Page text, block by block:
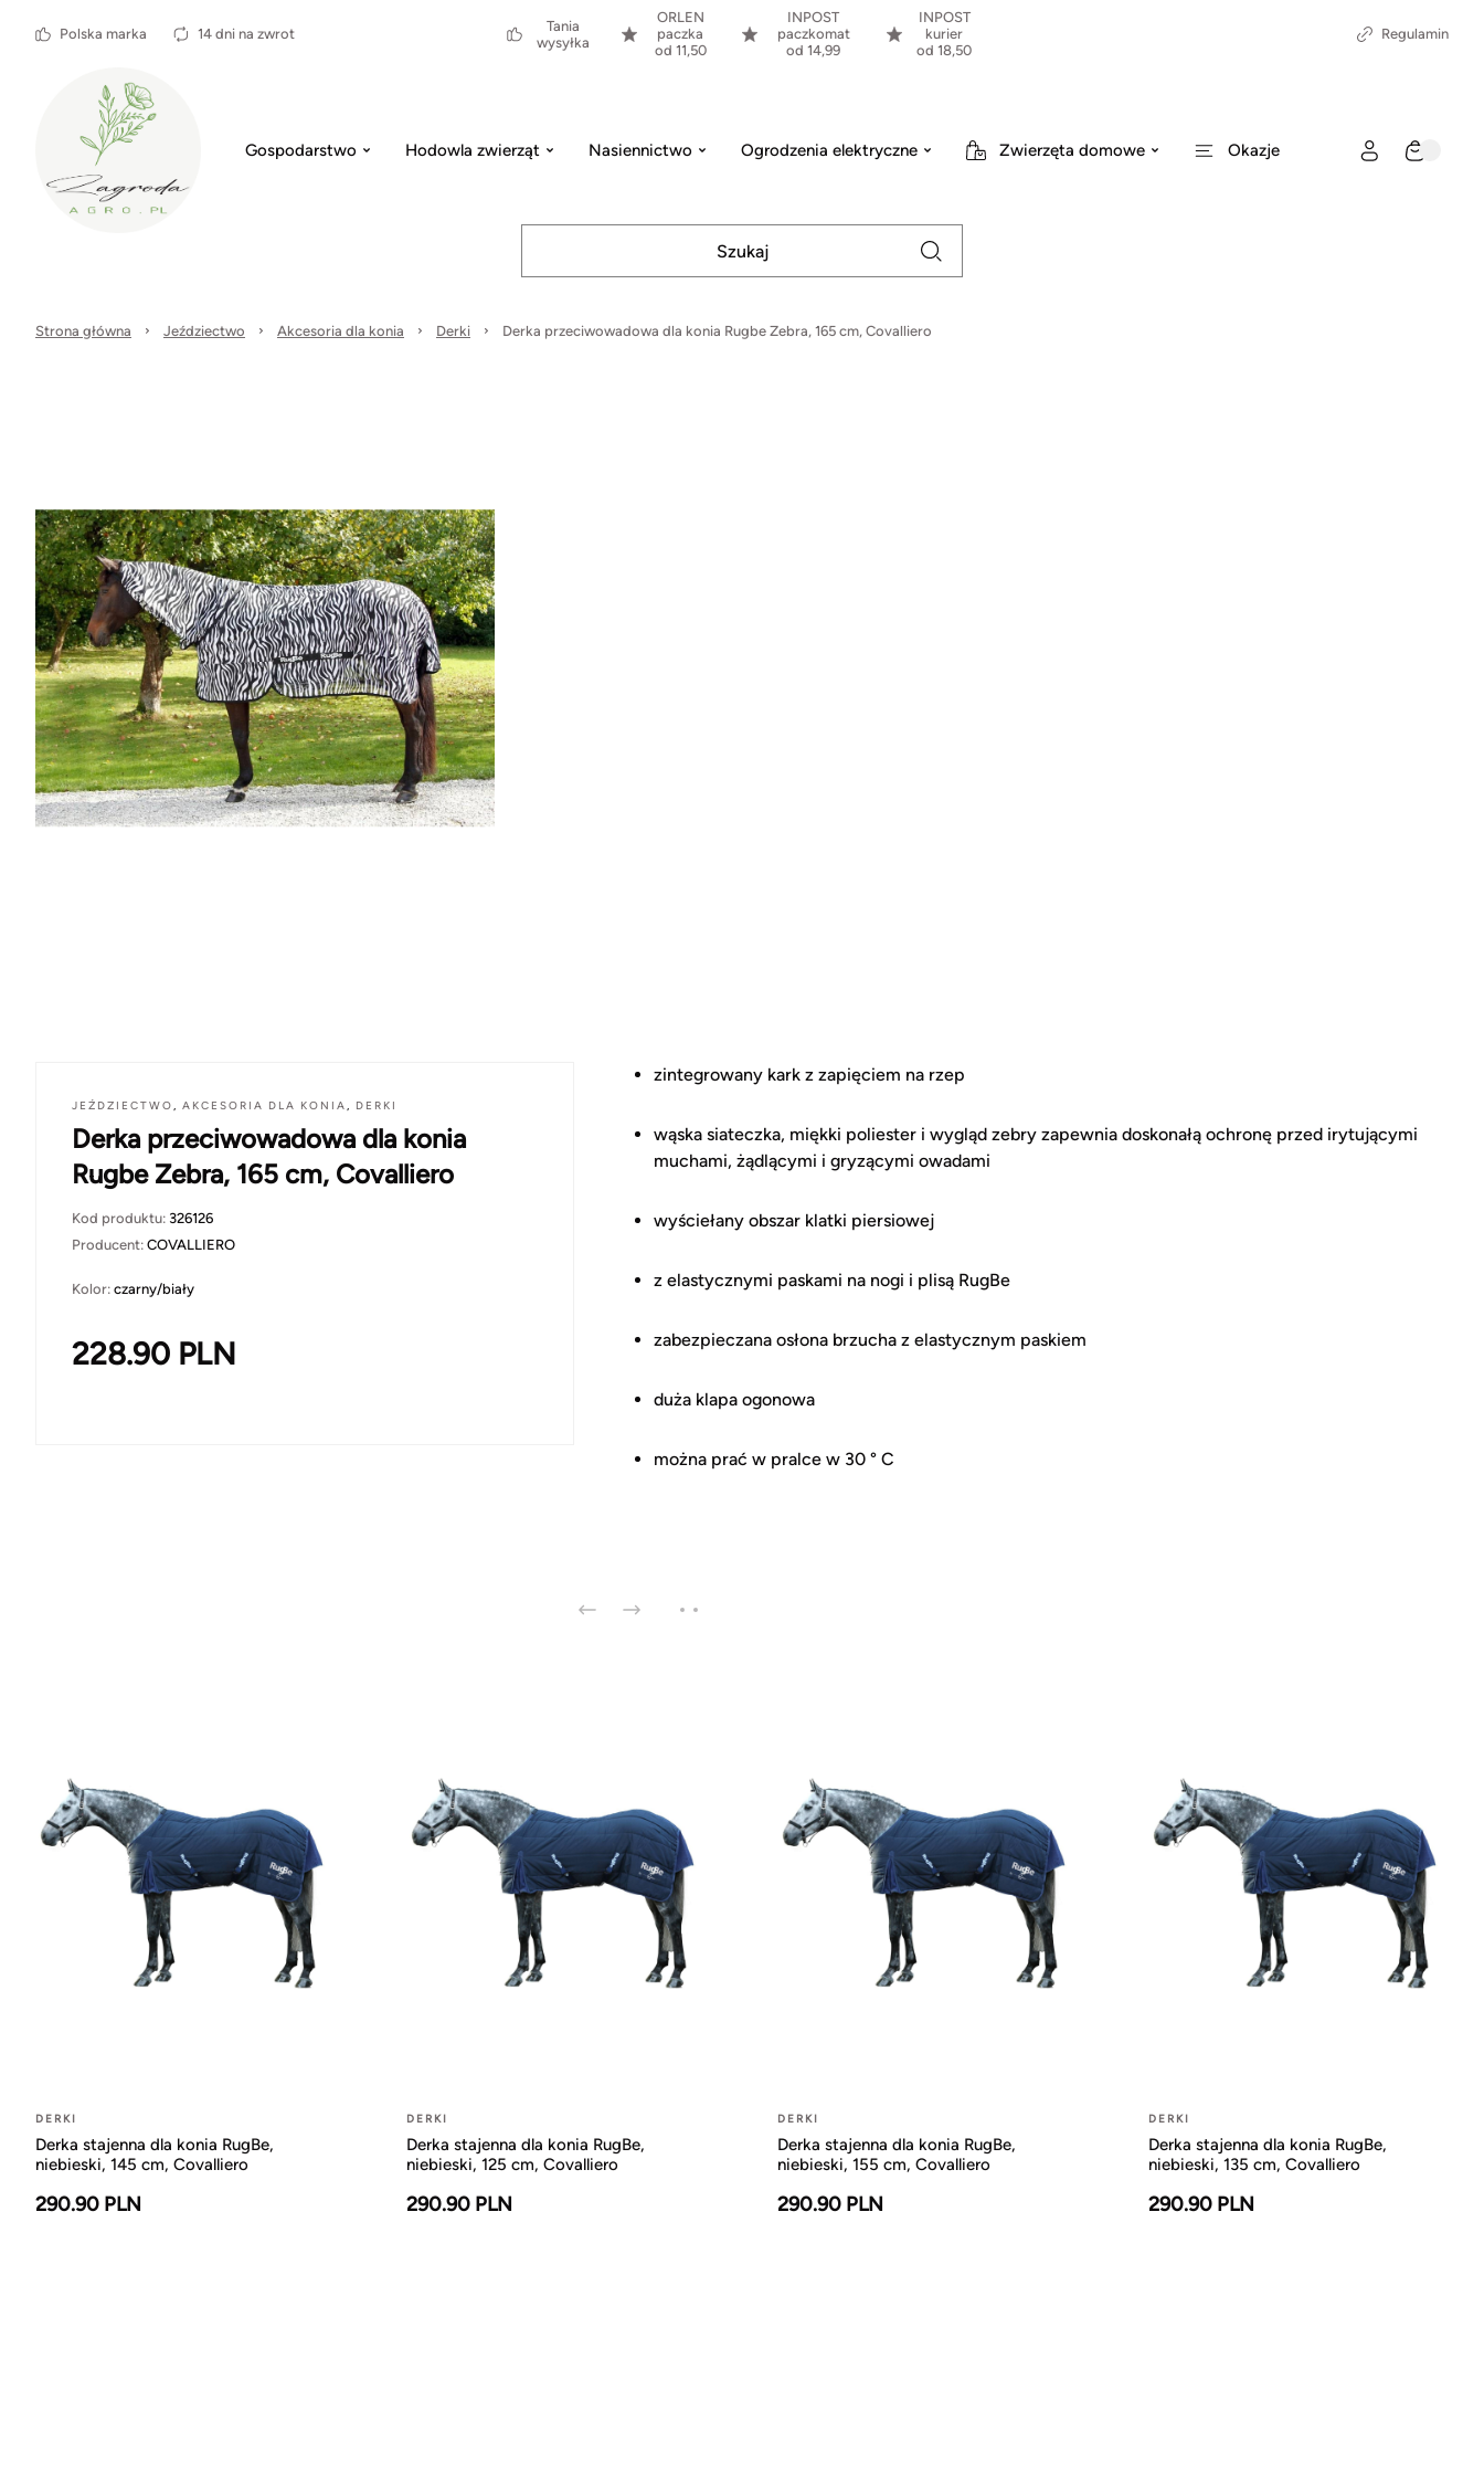
Polska marka 14 dni na zwrot
Tania
wysyłka
ORLEN
paczka
od 11,50
INPOST
paczkomat
od 14,99
INPOST
kurier
od 18,50
Regulamin
Gospodarstwo Hodowla zwierząt Nasiennictwo Ogrodzenia elektryczne Zwierzęta domowe Okazje
Strona główna Jeździectwo Akcesoria dla konia Derki Derka przeciwowadowa dla konia Rugbe Zebra, 165 cm, Covalliero
JEŹDZIECTWO, AKCESORIA DLA KONIA, DERKI
Derka przeciwowadowa dla konia
Rugbe Zebra, 165 cm, Covalliero
Kod produktu: 326126
Producent: COVALLIERO
Kolor: czarny/biały
228.90 PLN
zintegrowany kark z zapięciem na rzep
wąska siateczka, miękki poliester i wygląd zebry zapewnia doskonałą ochronę przed irytującymi
muchami, żądlącymi i gryzącymi owadami
wyściełany obszar klatki piersiowej
z elastycznymi paskami na nogi i plisą RugBe
zabezpieczana osłona brzucha z elastycznym paskiem
duża klapa ogonowa
można prać w pralce w 30 ° C
DERKI
Derka stajenna dla konia RugBe,
niebieski, 145 cm, Covalliero
290.90 PLN
DERKI
Derka stajenna dla konia RugBe,
niebieski, 125 cm, Covalliero
290.90 PLN
DERKI
Derka stajenna dla konia RugBe,
niebieski, 155 cm, Covalliero
290.90 PLN
DERKI
Derka stajenna dla konia RugBe,
niebieski, 135 cm, Covalliero
290.90 PLN